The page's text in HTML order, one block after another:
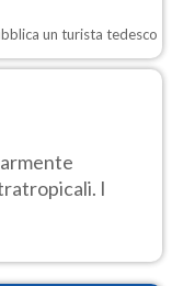
un turista tedesco
I